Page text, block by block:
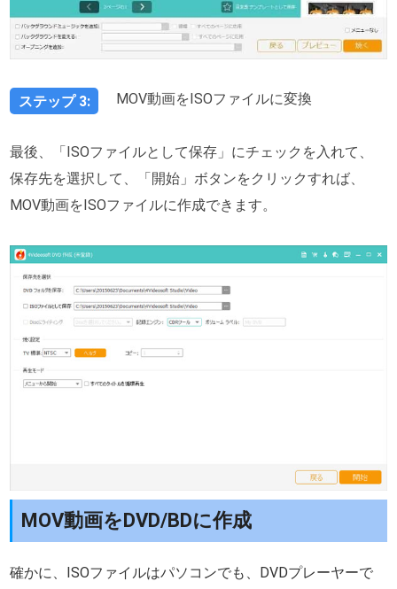
ステップ 3: MOV動画をISOファイルに変換
最後、「ISOファイルとして保存」にチェックを入れて、
保存先を選択して、「開始」ボタンをクリックすれば、
MOV動画をISOファイルに作成できます。
MOV動画をDVD/BDに作成
確かに、ISOファイルはパソコンでも、DVDプレーヤーで